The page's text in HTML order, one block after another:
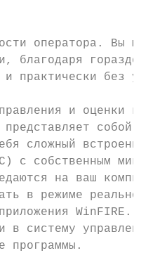
оператора. Вы
благодаря
и практически
управления и
представляет
себя сложный
с собственным
на ваш
в режиме
приложения
в систему управления